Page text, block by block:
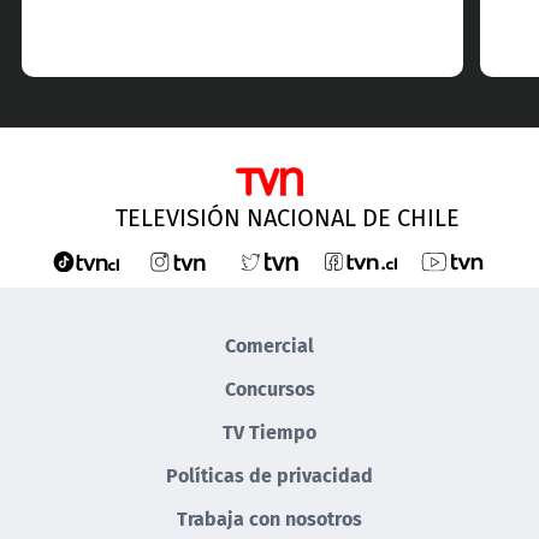
TELEVISIÓN NACIONAL DE CHILE
Comercial
Concursos
TV Tiempo
Políticas de privacidad
Trabaja con nosotros